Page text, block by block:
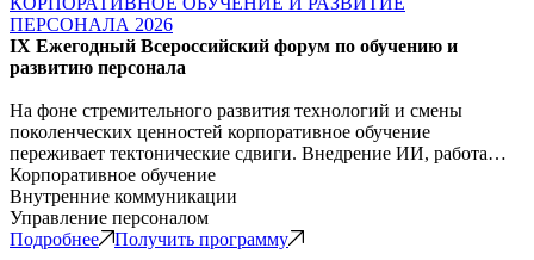
ПЕРСОНАЛА 2026
IX Ежегодный Всероссийский форум по обучению и
развитию персонала
На фоне стремительного развития технологий и смены
поколенческих ценностей корпоративное обучение
переживает тектонические сдвиги. Внедрение ИИ, работа…
Корпоративное обучение
Внутренние коммуникации
Управление персоналом
Подробнее
Получить программу